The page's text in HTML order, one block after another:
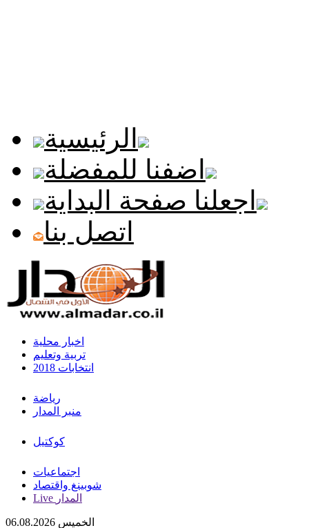
الرئيسية
اضفنا للمفضلة
اجعلنا صفحة البداية
اتصل بنا
اخبار محلية
تربية وتعليم
انتخابات 2018
رياضة
منبر المدار
كوكتيل
اجتماعيات
شوبينغ واقتصاد
Live المدار